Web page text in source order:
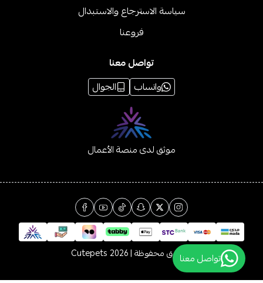
سياسة الاسترجاع والاستبدال
فروعنا
تواصل معنا
واتساب
الجوال
موثق لدى منصة الأعمال
الحقوق محفوظة | 2026 Cutepets تواصل معنا